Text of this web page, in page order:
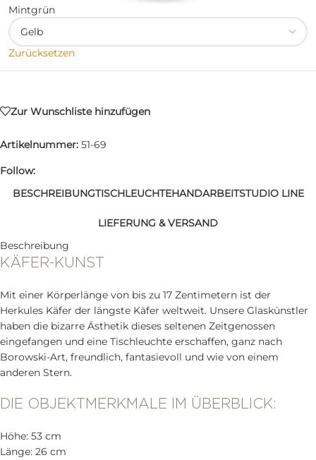
Mintgrün
Zurücksetzen
Zur Wunschliste hinzufügen
Artikelnummer: 51-69
Follow:
BESCHREIBUNGTISCHLEUCHTEHANDARBEITSTUDIO LINE
LIEFERUNG & VERSAND
Beschreibung
KÄFER-KUNST
Mit einer Körperlänge von bis zu 17 Zentimetern ist der
Herkules Käfer der längste Käfer weltweit. Unsere Glaskünstler
haben die bizarre Ästhetik dieses seltenen Zeitgenossen
eingefangen und eine Tischleuchte erschaffen, ganz nach
Borowski-Art, freundlich, fantasievoll und wie von einem
anderen Stern.
DIE OBJEKTMERKMALE IM ÜBERBLICK:
Höhe: 53 cm
Länge: 26 cm